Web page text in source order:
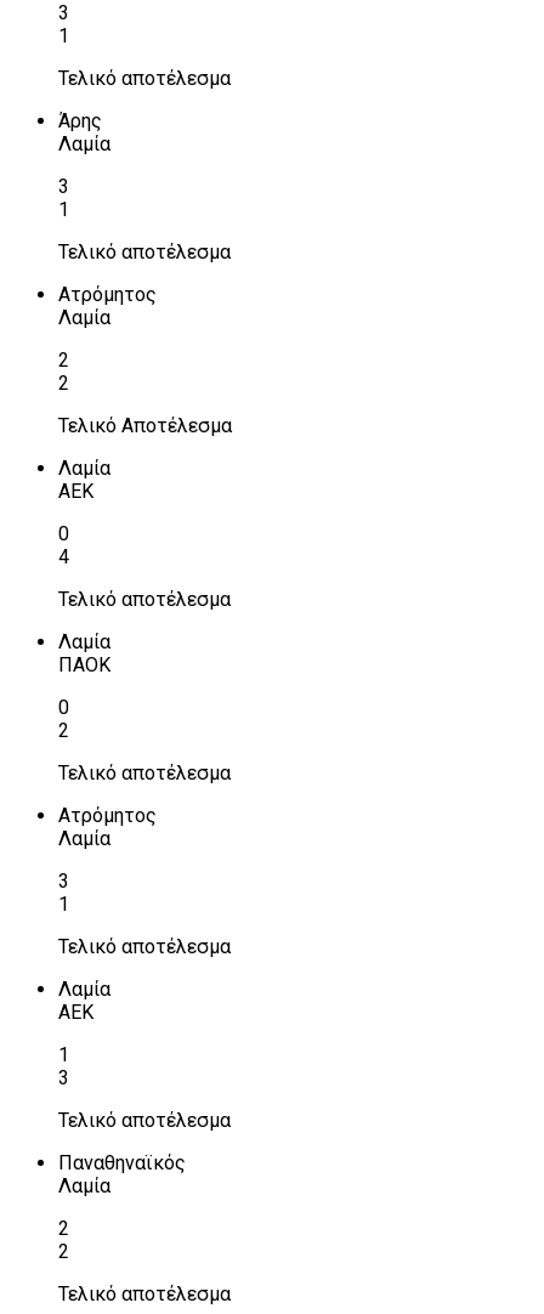
3
1
Τελικό αποτέλεσμα
Άρης
Λαμία
3
1
Τελικό αποτέλεσμα
Ατρόμητος
Λαμία
2
2
Τελικό Αποτέλεσμα
Λαμία
ΑΕΚ
0
4
Τελικό αποτέλεσμα
Λαμία
ΠΑΟΚ
0
2
Τελικό αποτέλεσμα
Ατρόμητος
Λαμία
3
1
Τελικό αποτέλεσμα
Λαμία
ΑΕΚ
1
3
Τελικό αποτέλεσμα
Παναθηναϊκός
Λαμία
2
2
Τελικό αποτέλεσμα